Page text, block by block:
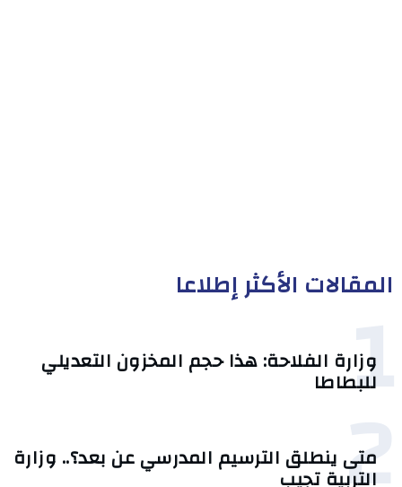
المقالات الأكثر إطلاعا
1
وزارة الفلاحة: هذا حجم المخزون التعديلي
للبطاطا
متى ينطلق الترسيم المدرسي عن بعد؟.. وزارة
التربية تجيب